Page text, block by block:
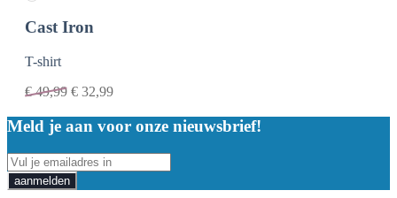
Cast Iron
T-shirt
€49,99 € 32,99
Meld je aan voor onze nieuwsbrief!
aanmelden